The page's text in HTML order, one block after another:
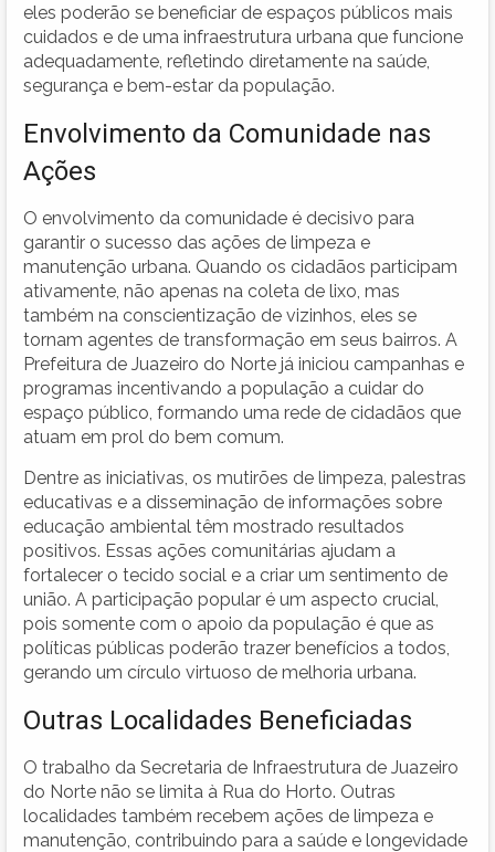
eles poderão se beneficiar de espaços públicos mais
cuidados e de uma infraestrutura urbana que funcione
adequadamente, refletindo diretamente na saúde,
segurança e bem-estar da população.
Envolvimento da Comunidade nas
Ações
O envolvimento da comunidade é decisivo para
garantir o sucesso das ações de limpeza e
manutenção urbana. Quando os cidadãos participam
ativamente, não apenas na coleta de lixo, mas
também na conscientização de vizinhos, eles se
tornam agentes de transformação em seus bairros. A
Prefeitura de Juazeiro do Norte já iniciou campanhas e
programas incentivando a população a cuidar do
espaço público, formando uma rede de cidadãos que
atuam em prol do bem comum.
Dentre as iniciativas, os mutirões de limpeza, palestras
educativas e a disseminação de informações sobre
educação ambiental têm mostrado resultados
positivos. Essas ações comunitárias ajudam a
fortalecer o tecido social e a criar um sentimento de
união. A participação popular é um aspecto crucial,
pois somente com o apoio da população é que as
políticas públicas poderão trazer benefícios a todos,
gerando um círculo virtuoso de melhoria urbana.
Outras Localidades Beneficiadas
O trabalho da Secretaria de Infraestrutura de Juazeiro
do Norte não se limita à Rua do Horto. Outras
localidades também recebem ações de limpeza e
manutenção, contribuindo para a saúde e longevidade